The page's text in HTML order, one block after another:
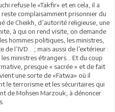
refuse le «Takfir» et en cela, il a
complaisamment prisonnier du
de Cheikh, d’autorité religieuse, une
à qui on rend visite, on demande
hommes politiques, les ministres,
l’IVD… ; mais aussi de l’extérieur :
ministres étrangers… Et du coup
presque « sacrée » et de fait
une sorte de «Fatwa» où il
le terrorisme et les sécuritaires qui
de Mohsen Marzouk, à dénoncer